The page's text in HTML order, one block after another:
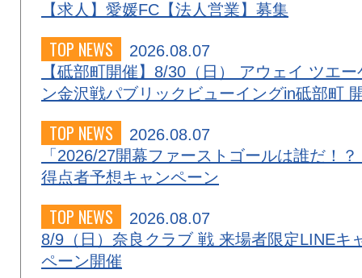
【求人】愛媛FC【法人営業】募集
TOP NEWS
2026.08.07
【砥部町開催】8/30（日） アウェイ ツエー
ン金沢戦パブリックビューイングin砥部町
TOP NEWS
2026.08.07
「2026/27開幕ファーストゴールは誰だ！？
得点者予想キャンペーン
TOP NEWS
2026.08.07
8/9（日）奈良クラブ 戦 来場者限定LINEキ
ペーン開催